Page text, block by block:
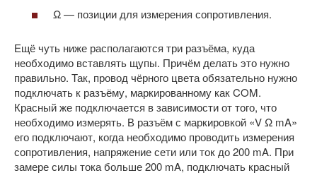
Ω — позиции для измерения сопротивления.
Ещё чуть ниже располагаются три разъёма, куда
необходимо вставлять щупы. Причём делать это нужно
правильно. Так, провод чёрного цвета обязательно нужно
подключать к разъёму, маркированному как COM.
Красный же подключается в зависимости от того, что
необходимо измерять. В разъём с маркировкой «V Ω mA»
его подключают, когда необходимо проводить измерения
сопротивления, напряжение сети или ток до 200 mA. При
замере силы тока больше 200 mA, подключать красный